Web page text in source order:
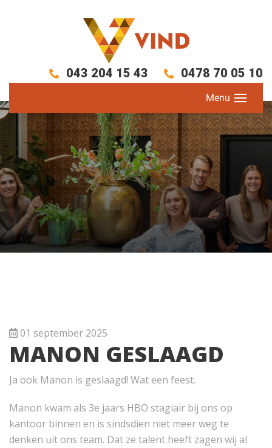
043 204 15 43 0478 70 05 10
01 september 2025
MANON GESLAAGD
Ja ook Manon is geslaagd! Wat een feest.
Manon kwam als 3e jaars HBO stagiair bij ons op
kantoor binnen en is sindsdien niet meer weg te
denken uit ons team. Dat ze talent heeft zagen wij al